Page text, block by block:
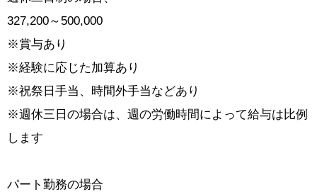
327,200～500,000
※賞与あり
※経験に応じた加算あり
※祝祭日手当、時間外手当などあり
※週休三日の場合は、週の労働時間によって給与は比例
します
パート勤務の場合